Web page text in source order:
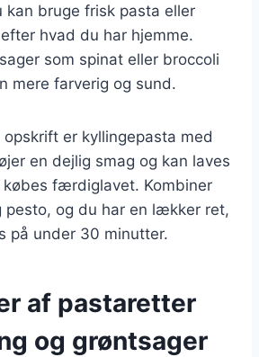
kan bruge frisk pasta eller
hvad du har hjemme.
som spinat eller broccoli
mere farverig og sund.
er kyllingepasta med
en dejlig smag og kan laves
købes færdiglavet. Kombiner
pesto, og du har en lækker ret,
på under 30 minutter.
af pastaretter
og grøntsager